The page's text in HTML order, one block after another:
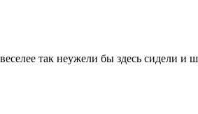
так неужели бы здесь сидели и